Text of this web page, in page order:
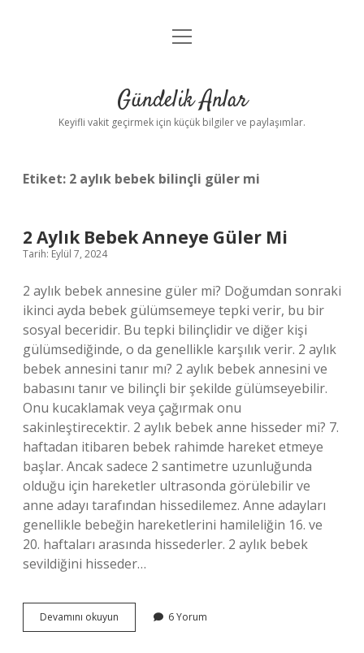
Anasayfa
Yasal Uyarı
menüyü
Gündelik Anlar
Keyifli vakit geçirmek için küçük bilgiler ve paylaşımlar.
Etiket: 2 aylık bebek bilinçli güler mi
2 Aylık Bebek Anneye Güler Mi
Tarih: Eylül 7, 2024
2 aylık bebek annesine güler mi? Doğumdan sonraki
ikinci ayda bebek gülümsemeye tepki verir, bu bir
sosyal beceridir. Bu tepki bilinçlidir ve diğer kişi
gülümsediğinde, o da genellikle karşılık verir. 2 aylık
bebek annesini tanır mı? 2 aylık bebek annesini ve
babasını tanır ve bilinçli bir şekilde gülümseyebilir.
Onu kucaklamak veya çağırmak onu
sakinleştirecektir. 2 aylık bebek anne hisseder mi? 7.
haftadan itibaren bebek rahimde hareket etmeye
başlar. Ancak sadece 2 santimetre uzunluğunda
olduğu için hareketler ultrasonda görülebilir ve
anne adayı tarafından hissedilemez. Anne adayları
genellikle bebeğin hareketlerini hamileliğin 16. ve
20. haftaları arasında hissederler. 2 aylık bebek
sevildiğini hisseder…
Devamını okuyun
Aylık
6 Yorum